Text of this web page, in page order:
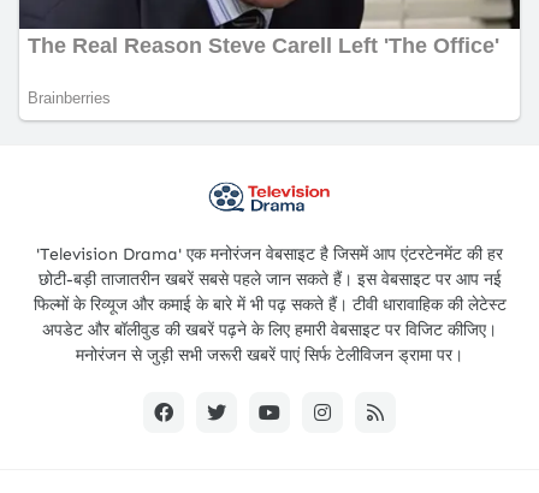
'Television Drama' एक मनोरंजन वेबसाइट है जिसमें आप एंटरटेनमेंट की हर
छोटी-बड़ी ताजातरीन खबरें सबसे पहले जान सकते हैं। इस वेबसाइट पर आप नई
फिल्मों के रिव्यूज और कमाई के बारे में भी पढ़ सकते हैं। टीवी धारावाहिक की लेटेस्ट
अपडेट और बॉलीवुड की खबरें पढ़ने के लिए हमारी वेबसाइट पर विजिट कीजिए।
मनोरंजन से जुड़ी सभी जरूरी खबरें पाएं सिर्फ टेलीविजन ड्रामा पर।